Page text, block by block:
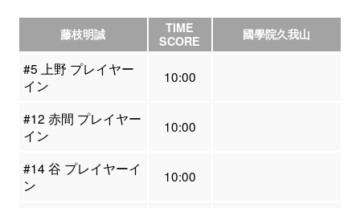
藤枝明誠
TIME
SCORE
國學院久我山
#5 上野 プレイヤー
イン
10:00
#12 赤間 プレイヤー
イン
10:00
#14 谷 プレイヤーイ
ン
10:00